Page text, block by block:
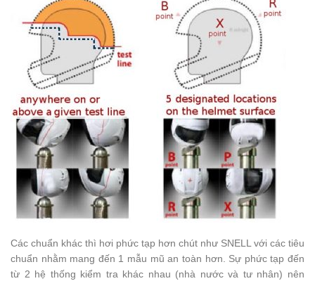
Các chuẩn khác thì hơi phức tạp hơn chút như SNELL với các tiêu
chuẩn nhằm mang đến 1 mẫu mũ an toàn hơn. Sự phức tạp đến
từ 2 hệ thống kiểm tra khác nhau (nhà nước và tư nhân) nên